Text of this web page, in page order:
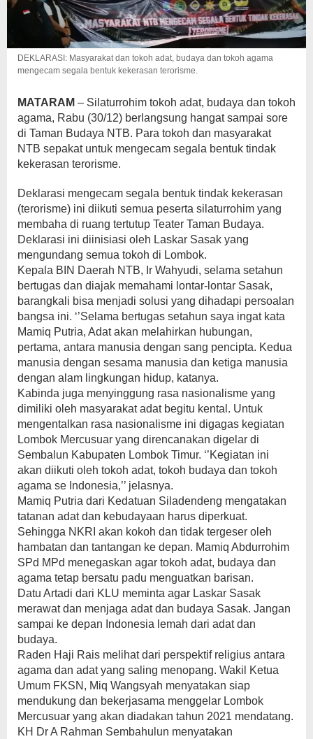
DEKLARASI: Masyarakat dan tokoh adat, budaya dan tokoh agama
mengecam segala bentuk kekerasan terorisme.
MATARAM – Silaturrohim tokoh adat, budaya dan tokoh
agama, Rabu (30/12) berlangsung hangat sampai sore
di Taman Budaya NTB. Para tokoh dan masyarakat
NTB sepakat untuk mengecam segala bentuk tindak
kekerasan terorisme.
Deklarasi mengecam segala bentuk tindak kekerasan
(terorisme) ini diikuti semua peserta silaturrohim yang
membaha di ruang tertutup Teater Taman Budaya.
Deklarasi ini diinisiasi oleh Laskar Sasak yang
mengundang semua tokoh di Lombok.
Kepala BIN Daerah NTB, Ir Wahyudi, selama setahun
bertugas dan diajak memahami lontar-lontar Sasak,
barangkali bisa menjadi solusi yang dihadapi persoalan
bangsa ini. ‘’Selama bertugas setahun saya ingat kata
Mamiq Putria, Adat akan melahirkan hubungan,
pertama, antara manusia dengan sang pencipta. Kedua
manusia dengan sesama manusia dan ketiga manusia
dengan alam lingkungan hidup, katanya.
Kabinda juga menyinggung rasa nasionalisme yang
dimiliki oleh masyarakat adat begitu kental. Untuk
mengentalkan rasa nasionalisme ini digagas kegiatan
Lombok Mercusuar yang direncanakan digelar di
Sembalun Kabupaten Lombok Timur. ‘’Kegiatan ini
akan diikuti oleh tokoh adat, tokoh budaya dan tokoh
agama se Indonesia,’’ jelasnya.
Mamiq Putria dari Kedatuan Siladendeng mengatakan
tatanan adat dan kebudayaan harus diperkuat.
Sehingga NKRI akan kokoh dan tidak tergeser oleh
hambatan dan tantangan ke depan. Mamiq Abdurrohim
SPd MPd menegaskan agar tokoh adat, budaya dan
agama tetap bersatu padu menguatkan barisan.
Datu Artadi dari KLU meminta agar Laskar Sasak
merawat dan menjaga adat dan budaya Sasak. Jangan
sampai ke depan Indonesia lemah dari adat dan
budaya.
Raden Haji Rais melihat dari perspektif religius antara
agama dan adat yang saling menopang. Wakil Ketua
Umum FKSN, Miq Wangsyah menyatakan siap
mendukung dan bekerjasama menggelar Lombok
Mercusuar yang akan diadakan tahun 2021 mendatang.
KH Dr A Rahman Sembahulun menyatakan